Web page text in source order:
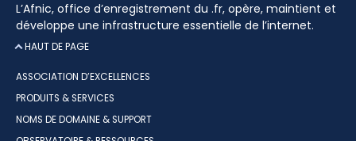
L’Afnic, office d’enregistrement du .fr, opère, maintient et
développe une infrastructure essentielle de l’internet.
HAUT DE PAGE
ASSOCIATION D’EXCELLENCES
PRODUITS & SERVICES
NOMS DE DOMAINE & SUPPORT